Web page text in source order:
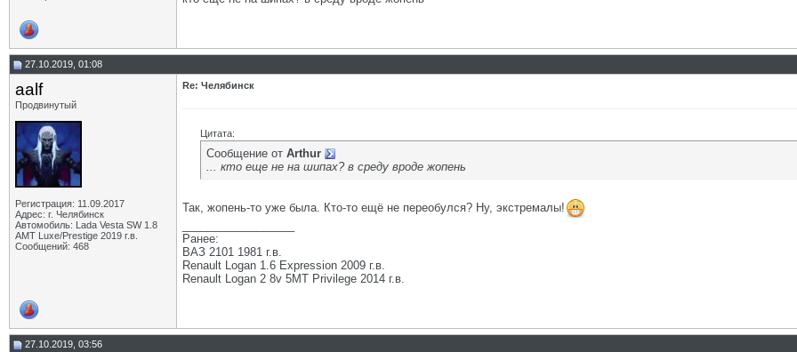
27.10.2019, 01:08
aalf
Продвинутый
Регистрация: 11.09.2017
Адрес: г. Челябинск
Автомобиль: Lada Vesta SW 1.8
АМТ Luxe/Prestige 2019 г.в.
Сообщений: 468
Re: Челябинск
Цитата:
Сообщение от Arthur
... кто еще не на шипах? в среду вроде жопень
Так, жопень-то уже была. Кто-то ещё не переобулся? Ну, экстремалы!
Ранее:
ВАЗ 2101 1981 г.в.
Renault Logan 1.6 Expression 2009 г.в.
Renault Logan 2 8v 5МТ Privilege 2014 г.в.
27.10.2019, 03:56